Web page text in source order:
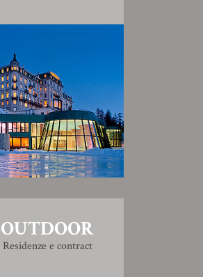
OUTDOOR
Residenze e contract